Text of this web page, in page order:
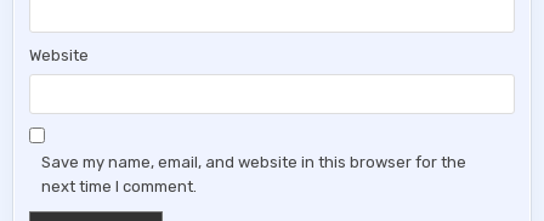
Website
Save my name, email, and website in this browser for the
next time I comment.